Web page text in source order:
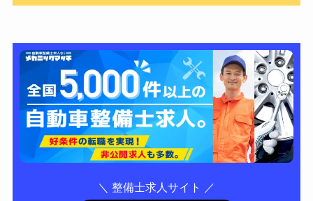
＼ 整備士求人サイト ／